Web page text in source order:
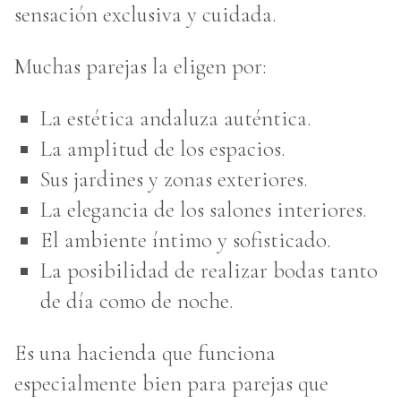
sensación exclusiva y cuidada.
Muchas parejas la eligen por:
La estética andaluza auténtica.
La amplitud de los espacios.
Sus jardines y zonas exteriores.
La elegancia de los salones interiores.
El ambiente íntimo y sofisticado.
La posibilidad de realizar bodas tanto
de día como de noche.
Es una hacienda que funciona
especialmente bien para parejas que